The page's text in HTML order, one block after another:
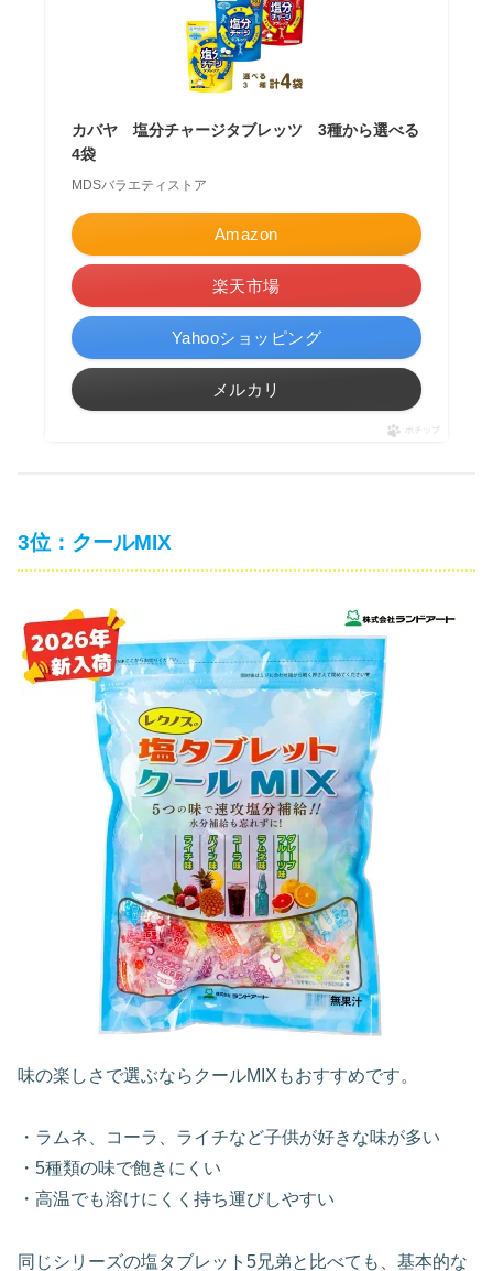
カバヤ 塩分チャージタブレッツ 3種から選べる
4袋
MDSバラエティストア
Amazon
楽天市場
Yahooショッピング
メルカリ
ポチップ
3位：クールMIX
味の楽しさで選ぶならクールMIXもおすすめです。
・ラムネ、コーラ、ライチなど子供が好きな味が多い
・5種類の味で飽きにくい
・高温でも溶けにくく持ち運びしやすい
同じシリーズの塩タブレット5兄弟と比べても、基本的な